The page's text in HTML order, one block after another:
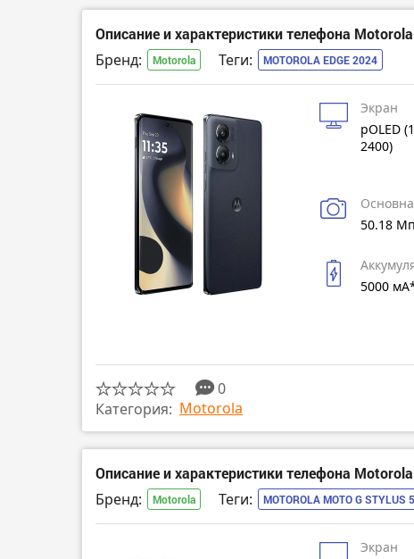
Описание и характеристики телефона
Бренд: Motorola Теги: MOTOROLA EDGE 2024
Экран
pOLED
2400)
50.18
5000
0
Категория: Motorola
Описание и характеристики телефона
Бренд: Motorola Теги: MOTOROLA MOTO G STYLUS
Экран